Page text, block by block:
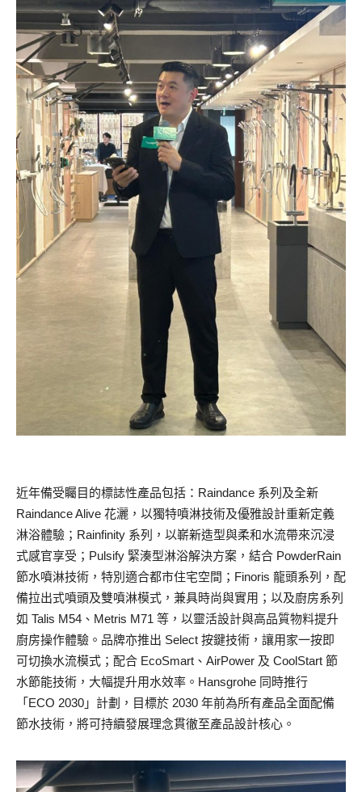
近年備受矚目的標誌性產品包括：Raindance 系列及全新
Raindance Alive 花灑，以獨特噴淋技術及優雅設計重新定義
淋浴體驗；Rainfinity 系列，以嶄新造型與柔和水流帶來沉浸
式感官享受；Pulsify 緊湊型淋浴解決方案，結合 PowderRain
節水噴淋技術，特別適合都市住宅空間；Finoris 龍頭系列，配
備拉出式噴頭及雙噴淋模式，兼具時尚與實用；以及廚房系列
如 Talis M54、Metris M71 等，以靈活設計與高品質物料提升
廚房操作體驗。品牌亦推出 Select 按鍵技術，讓用家一按即
可切換水流模式；配合 EcoSmart、AirPower 及 CoolStart 節
水節能技術，大幅提升用水效率。Hansgrohe 同時推行
「ECO 2030」計劃，目標於 2030 年前為所有產品全面配備
節水技術，將可持續發展理念貫徹至產品設計核心。